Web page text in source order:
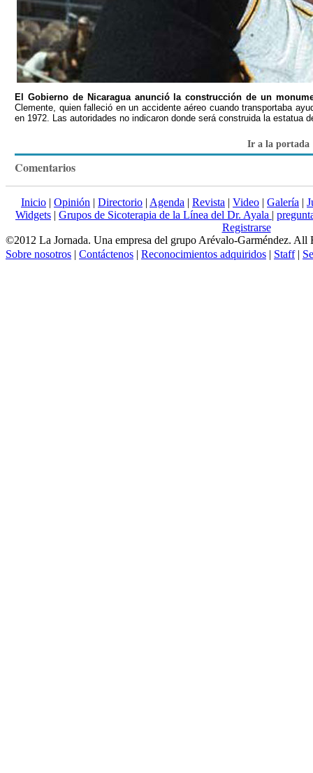
El Gobierno de Nicaragua anunció la construcción de un
Clemente, quien falleció en un accidente aéreo cuando transportaba
en 1972. Las autoridades no indicaron donde será construida la estatua
Ir a la portada
Comentarios
Inicio | Opinión | Directorio | Agenda | Revista | Video | Galería |
Widgets | Grupos de Sicoterapia de la Línea del Dr. Ayala |
Registrarse
©2012 La Jornada. Una empresa del grupo Arévalo-Garméndez. All
Sobre nosotros | Contáctenos | Reconocimientos adquiridos | Staff|